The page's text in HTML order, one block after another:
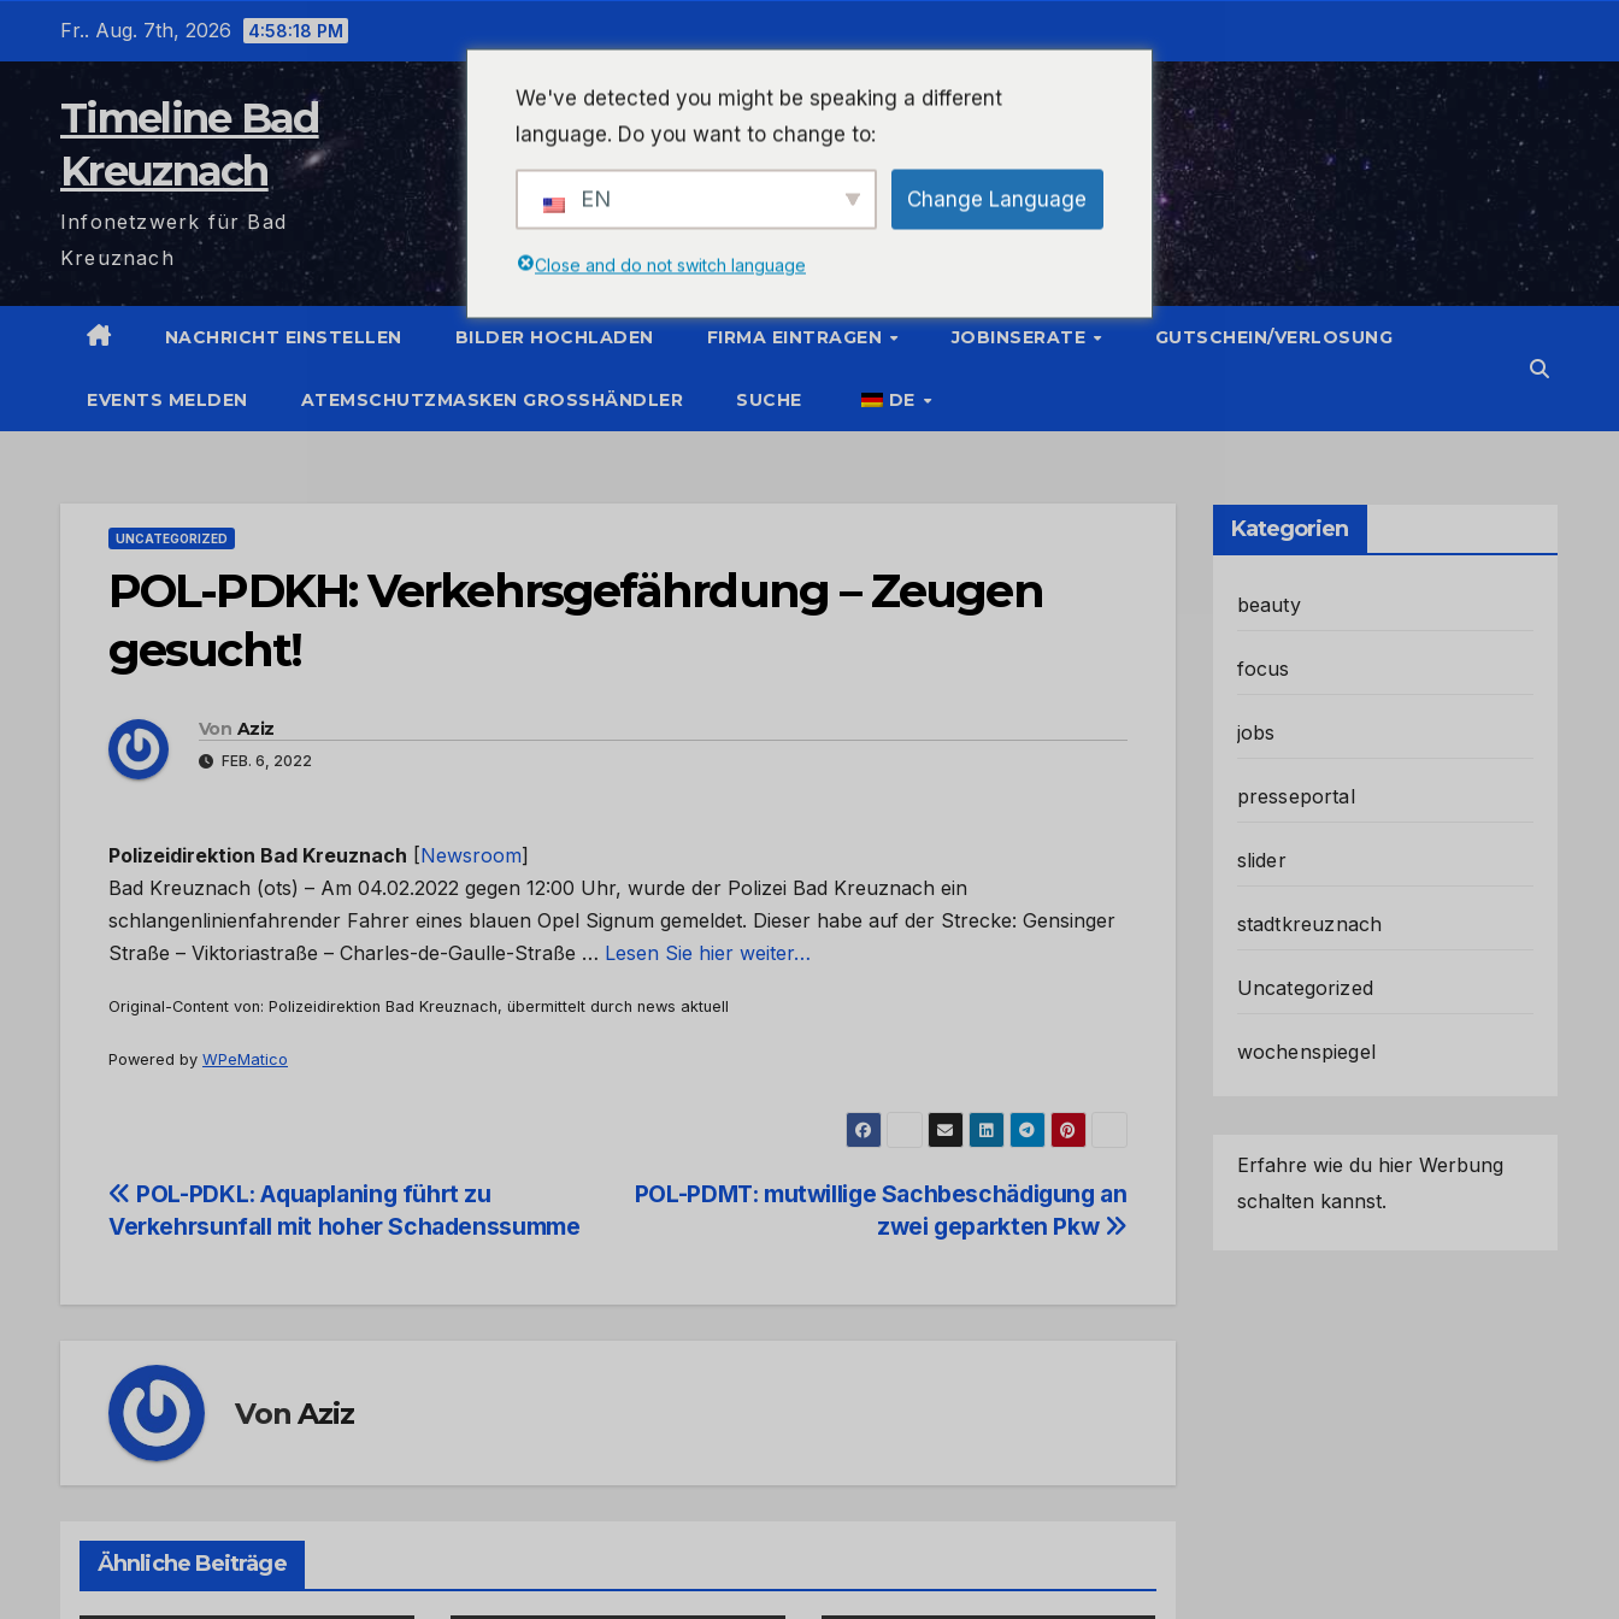
Fr.. Aug. 7th, 2026 4:58:18 PM
Timeline Bad
Kreuznach
Infonetzwerk für Bad
Kreuznach
NACHRICHT EINSTELLEN BILDER HOCHLADEN FIRMA EINTRAGEN JOBINSERATE GUTSCHEIN/VERLOSUNG
EVENTS MELDEN ATEMSCHUTZMASKEN GROSSHÄNDLER SUCHE DE
UNCATEGORIZED
POL-PDKH: Verkehrsgefährdung – Zeugen
gesucht!
Von Aziz
FEB. 6, 2022
Polizeidirektion Bad Kreuznach [Newsroom]
Bad Kreuznach (ots) – Am 04.02.2022 gegen 12:00 Uhr, wurde der Polizei Bad Kreuznach ein
schlangenlinienfahrender Fahrer eines blauen Opel Signum gemeldet. Dieser habe auf der Strecke: Gensinger
Straße – Viktoriastraße – Charles-de-Gaulle-Straße … Lesen Sie hier weiter…
Original-Content von: Polizeidirektion Bad Kreuznach, übermittelt durch news aktuell
Powered by WPeMatico
Beitrags-
POL-PDMT: mutwillige Sachbeschädigung an
zwei geparkten Pkw
POL-PDKL: Aquaplaning führt zu
Verkehrsunfall mit hoher Schadenssumme
VonAziz
Ähnliche Beiträge
Kategorien
beauty
focus
jobs
presseportal
slider
stadtkreuznach
Uncategorized
wochenspiegel
Erfahre wie du hier Werbung
schalten kannst.
We've detected you might be speaking a different
language. Do you want to change to:
EN Change Language
Close and do not switch language